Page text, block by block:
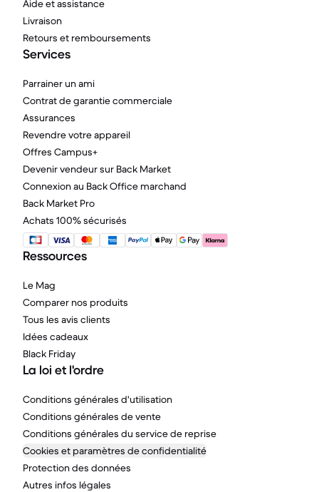
Aide et assistance
Livraison
Retours et remboursements
Services
Parrainer un ami
Contrat de garantie commerciale
Assurances
Revendre votre appareil
Offres Campus+
Devenir vendeur sur Back Market
Connexion au Back Office marchand
Back Market Pro
Achats 100% sécurisés
Ressources
Le Mag
Comparer nos produits
Tous les avis clients
Idées cadeaux
Black Friday
La loi et l'ordre
Conditions générales d'utilisation
Conditions générales de vente
Conditions générales du service de reprise
Cookies et paramètres de confidentialité
Protection des données
Autres infos légales